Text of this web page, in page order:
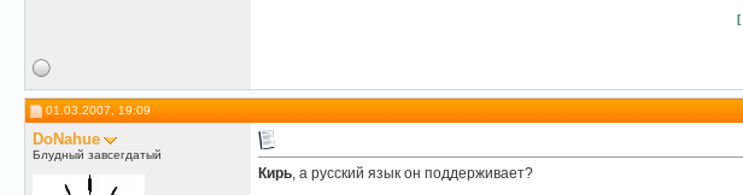
[
01.03.2007, 19:09
DoNahue
Блудный завсегдатый
Кирь, а русский язык он поддерживает?